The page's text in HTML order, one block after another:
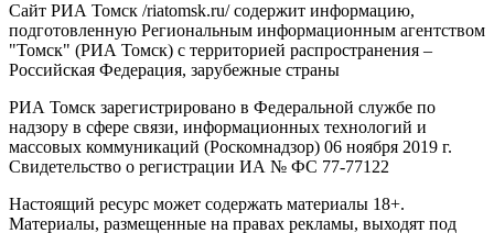
Сайт РИА Томск /riatomsk.ru/ содержит информацию,
подготовленную Региональным информационным агентством
"Томск" (РИА Томск) с территорией распространения –
Российская Федерация, зарубежные страны
РИА Томск зарегистрировано в Федеральной службе по
надзору в сфере связи, информационных технологий и
массовых коммуникаций (Роскомнадзор) 06 ноября 2019 г.
Свидетельство о регистрации ИА № ФС 77-77122
Настоящий ресурс может содержать материалы 18+.
Материалы, размещенные на правах рекламы, выходят под